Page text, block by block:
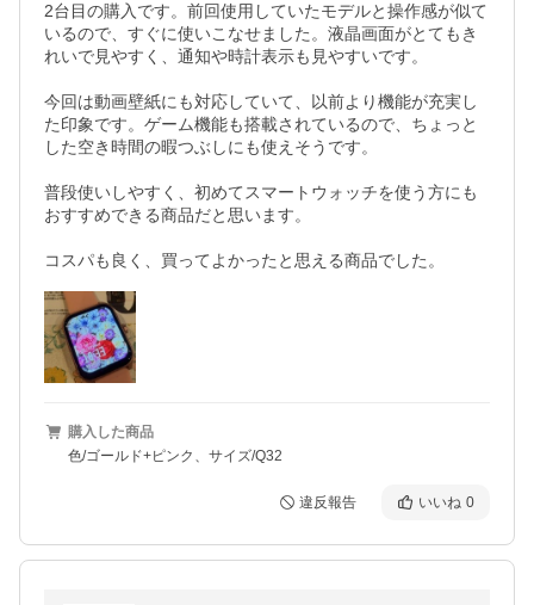
2台目の購入です。前回使用していたモデルと操作感が似て
いるので、すぐに使いこなせました。液晶画面がとてもき
れいで見やすく、通知や時計表示も見やすいです。
今回は動画壁紙にも対応していて、以前より機能が充実し
た印象です。ゲーム機能も搭載されているので、ちょっと
した空き時間の暇つぶしにも使えそうです。
普段使いしやすく、初めてスマートウォッチを使う方にも
おすすめできる商品だと思います。
コスパも良く、買ってよかったと思える商品でした。
購入した商品
色/ゴールド+ピンク、サイズ/Q32
違反報告 いいね 0